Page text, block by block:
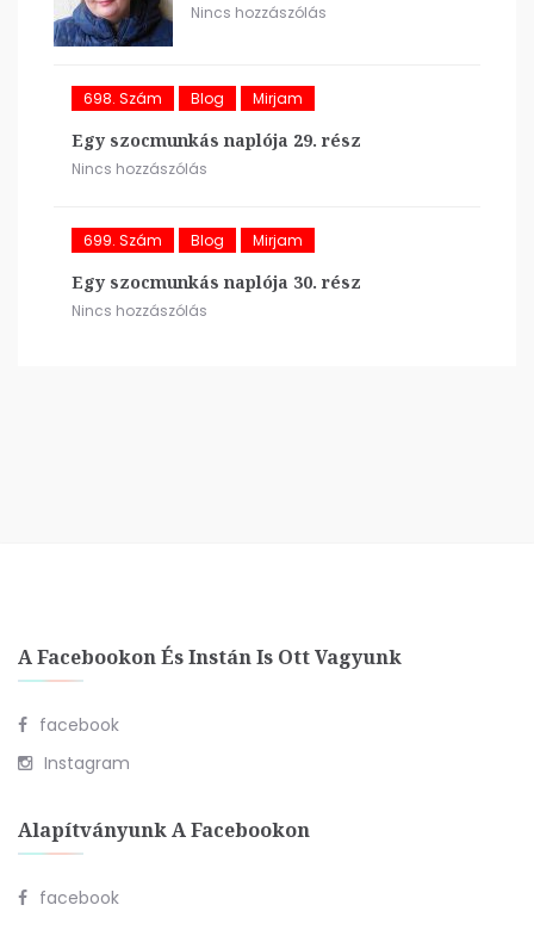
Nincs hozzászólás
698. Szám Blog Mirjam
Egy szocmunkás naplója 29. rész
Nincs hozzászólás
699. Szám Blog Mirjam
Egy szocmunkás naplója 30. rész
Nincs hozzászólás
A Facebookon És Instán Is Ott Vagyunk
facebook
Instagram
Alapítványunk A Facebookon
facebook